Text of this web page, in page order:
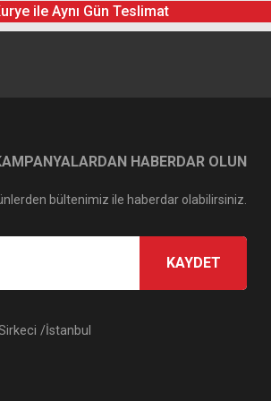
ile Aynı Gün Teslimat
HABERDAR OLUN
bültenimiz ile haberdar olabilirsiniz.
KAYDET
/İstanbul